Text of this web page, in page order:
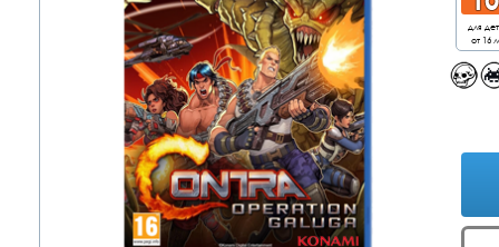
для
от 16